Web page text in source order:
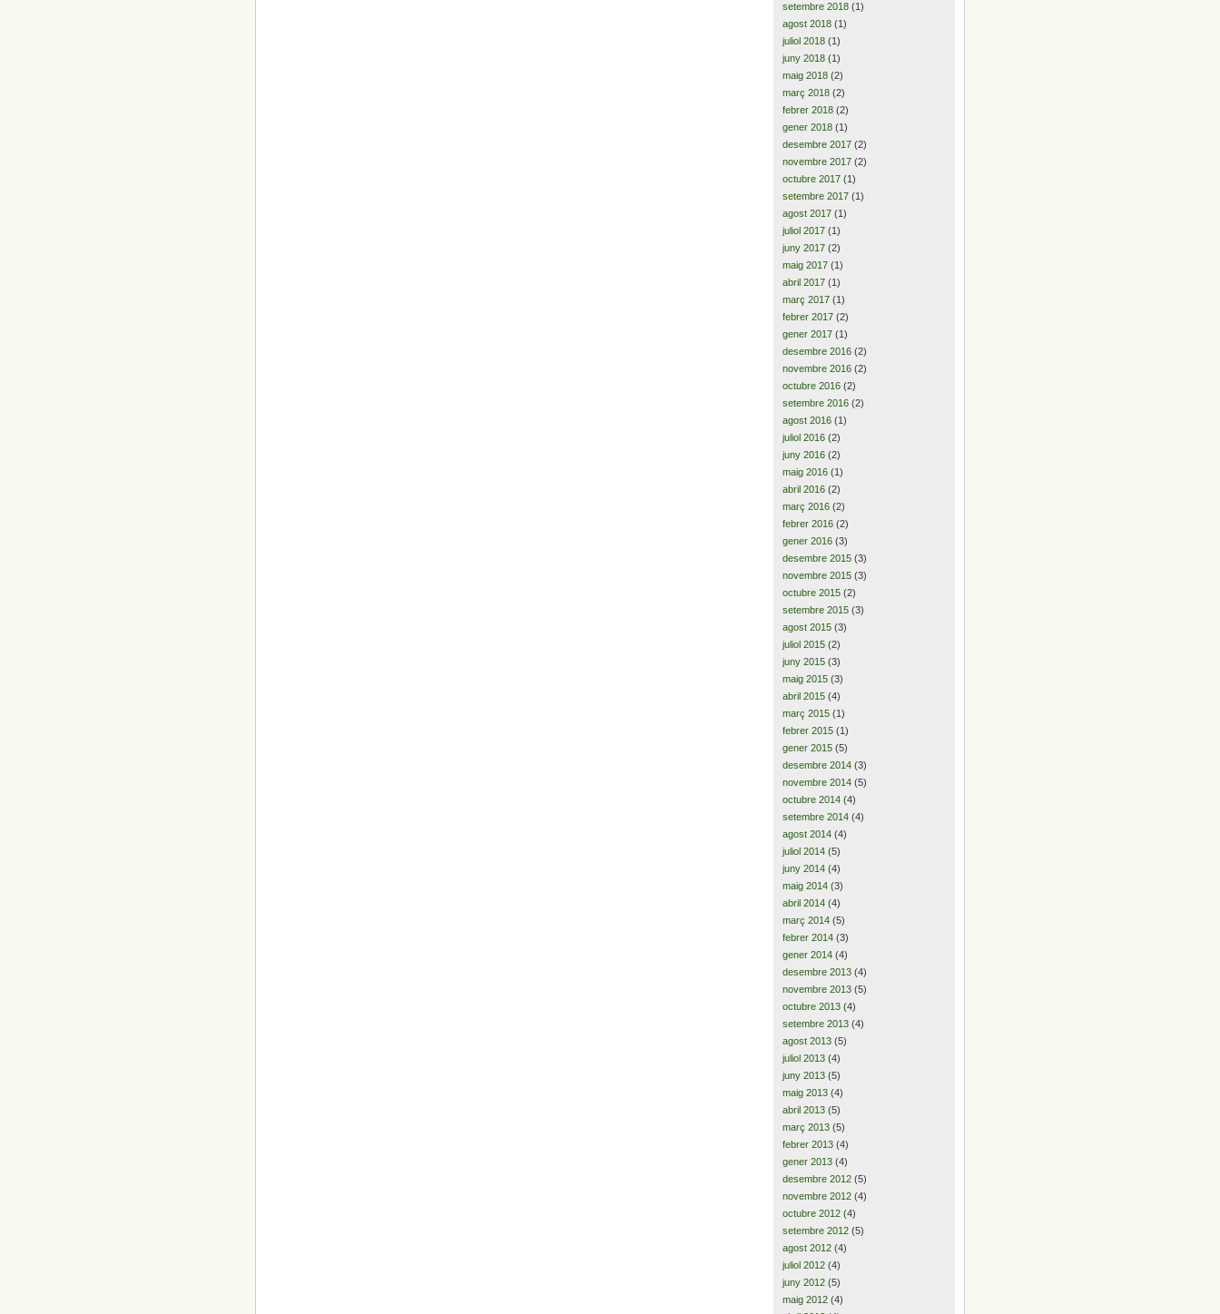
setembre 2018 (1)
agost 2018 (1)
juliol 2018 (1)
juny 2018 (1)
maig 2018 (2)
març 2018 (2)
febrer 2018 (2)
gener 2018 (1)
desembre 2017 (2)
novembre 2017 (2)
octubre 2017 (1)
setembre 2017 (1)
agost 2017 (1)
juliol 2017 (1)
juny 2017 (2)
maig 2017 (1)
abril 2017 (1)
març 2017 (1)
febrer 2017 (2)
gener 2017 (1)
desembre 2016 (2)
novembre 2016 (2)
octubre 2016 (2)
setembre 2016 (2)
agost 2016 (1)
juliol 2016 (2)
juny 2016 (2)
maig 2016 (1)
abril 2016 (2)
març 2016 (2)
febrer 2016 (2)
gener 2016 (3)
desembre 2015 (3)
novembre 2015 (3)
octubre 2015 (2)
setembre 2015 (3)
agost 2015 (3)
juliol 2015 (2)
juny 2015 (3)
maig 2015 (3)
abril 2015 (4)
març 2015 (1)
febrer 2015 (1)
gener 2015 (5)
desembre 2014 (3)
novembre 2014 (5)
octubre 2014 (4)
setembre 2014 (4)
agost 2014 (4)
juliol 2014 (5)
juny 2014 (4)
maig 2014 (3)
abril 2014 (4)
març 2014 (5)
febrer 2014 (3)
gener 2014 (4)
desembre 2013 (4)
novembre 2013 (5)
octubre 2013 (4)
setembre 2013 (4)
agost 2013 (5)
juliol 2013 (4)
juny 2013 (5)
maig 2013 (4)
abril 2013 (5)
març 2013 (5)
febrer 2013 (4)
gener 2013 (4)
desembre 2012 (5)
novembre 2012 (4)
octubre 2012 (4)
setembre 2012 (5)
agost 2012 (4)
juliol 2012 (4)
juny 2012 (5)
maig 2012 (4)